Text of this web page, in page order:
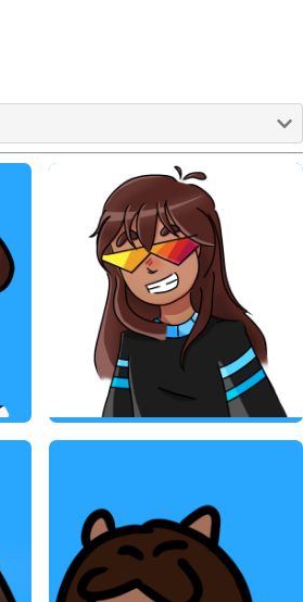
Fan Art by PeterStark000
PeterStark000
30/12/2020